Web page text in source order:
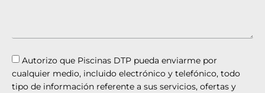
Autorizo que Piscinas DTP pueda enviarme por
cualquier medio, incluido electrónico y telefónico, todo
tipo de información referente a sus servicios, ofertas y